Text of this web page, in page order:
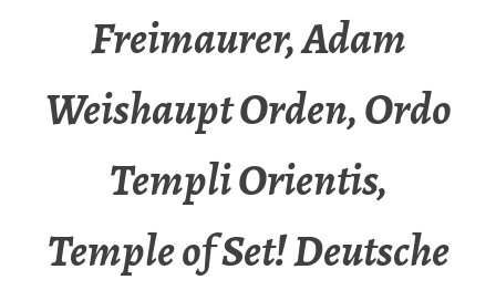
Freimaurer, Adam
Weishaupt Orden, Ordo
Templi Orientis,
Temple of Set! Deutsche